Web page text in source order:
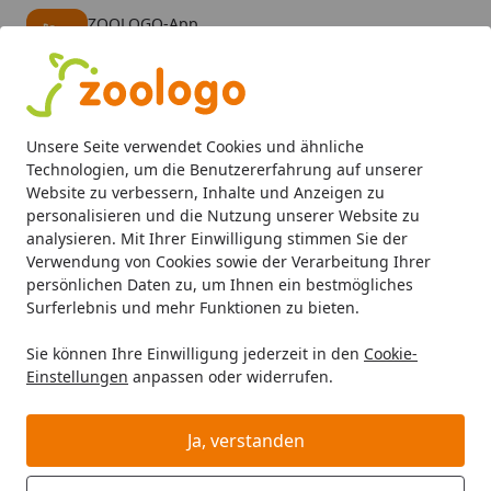
Unsere Seite verwendet Cookies und ähnliche
Technologien, um die Benutzererfahrung auf unserer
Website zu verbessern, Inhalte und Anzeigen zu
personalisieren und die Nutzung unserer Website zu
analysieren. Mit Ihrer Einwilligung stimmen Sie der
Verwendung von Cookies sowie der Verarbeitung Ihrer
persönlichen Daten zu, um Ihnen ein bestmögliches
Surferlebnis und mehr Funktionen zu bieten.
Sie können Ihre Einwilligung jederzeit in den Cookie-
Einstellungen anpassen oder widerrufen.
Ja, verstanden
ZOOLOGO-App
Alle Produkte
Mein Konto
Suchen
Startseite
Aquaristik Aquarieneinrichtung Aquarienbodengrund
DENNERLE Garnelenkies 0,7 - 1,2
mm 2kg